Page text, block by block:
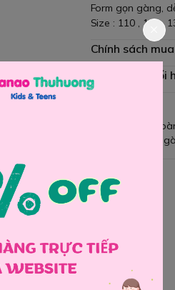
Form gọn gàng,
Size : 110 , 120 ,
Chính sách
Chính sách đổi
Giao hàng
Đổi hàng 3
Chia sẻ